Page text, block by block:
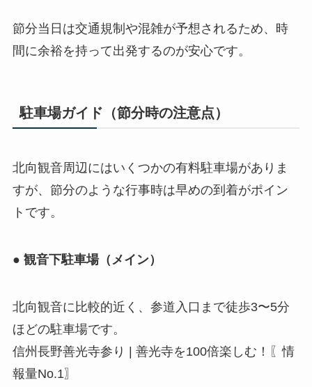
節分当日は交通規制や混雑が予想されるため、時
間に余裕を持って出発するのが安心です。
駐車場ガイド（節分時の注意点）
北向観音周辺にはいくつかの有料駐車場がありま
すが、節分のような行事時は早めの到着がポイン
トです。
● 観音下駐車場（メイン）
北向観音に比較的近く、参道入口まで徒歩3〜5分
ほどの駐車場です。
信州長野善光寺参り | 善光寺を100倍楽しむ！〖情
報量No.1〗